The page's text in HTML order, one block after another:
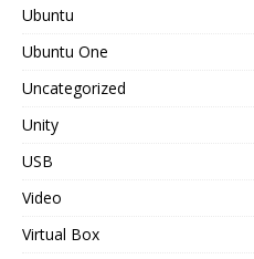
Ubuntu
Ubuntu One
Uncategorized
Unity
USB
Video
Virtual Box